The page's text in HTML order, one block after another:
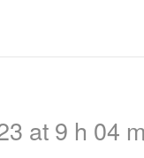
at 9 h 04